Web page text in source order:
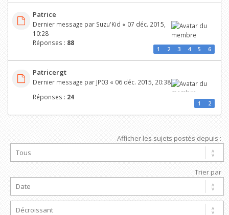
Patrice
Dernier message par Suzu'Kid « 07 déc. 2015,
10:28
Réponses : 88
1 2 3 4 5 6
Patricergt
Dernier message par JP03 « 06 déc. 2015, 20:38
Réponses : 24
1 2
Afficher les sujets postés depuis :
Trier par